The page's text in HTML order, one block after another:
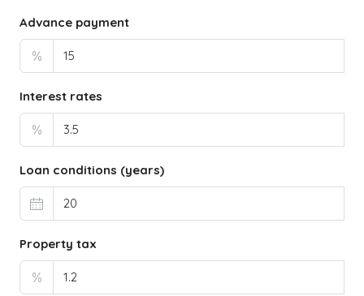
Advance payment
%
Interest rates
%
Loan conditions (years)
Property tax
%